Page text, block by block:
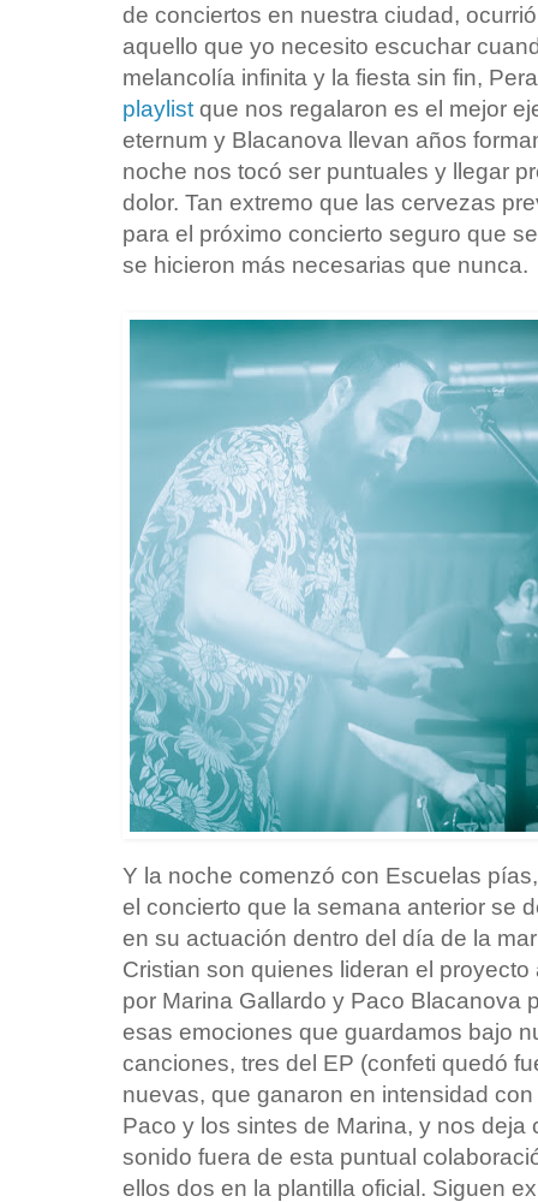
de conciertos en nuestra ciudad,
aquello que yo necesito escuchar
melancolía infinita y la fiesta sin fin,
playlist que nos regalaron es el mejor
eternum y Blacanova llevan años
noche nos tocó ser puntuales y llegar
dolor. Tan extremo que las cervezas
para el próximo concierto seguro que
se hicieron más necesarias que nunca.
Y la noche comenzó con Escuelas
el concierto que la semana anterior se
en su actuación dentro del día de la
Cristian son quienes lideran el
por Marina Gallardo y Paco Blacanova
esas emociones que guardamos bajo
canciones, tres del EP (confeti quedó
nuevas, que ganaron en intensidad
Paco y los sintes de Marina, y nos
sonido fuera de esta puntual
ellos dos en la plantilla oficial. Siguen